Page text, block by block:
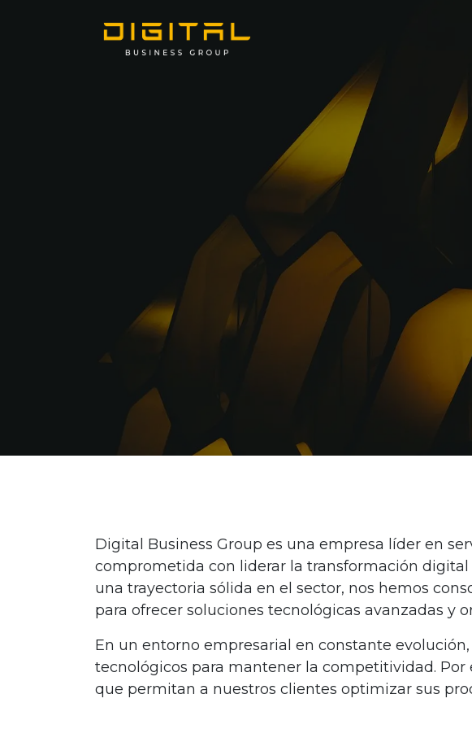
Digital Business Group es una empresa líder en
comprometida con liderar la transformación
una trayectoria sólida en el sector, nos hemos
para ofrecer soluciones tecnológicas avanzadas y
En un entorno empresarial en constante
tecnológicos para mantener la competitividad.
que permitan a nuestros clientes optimizar sus